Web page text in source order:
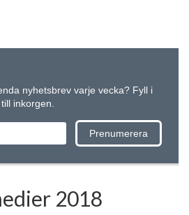
nyhetsbrev varje vecka? Fyll i
inkorgen.
2018